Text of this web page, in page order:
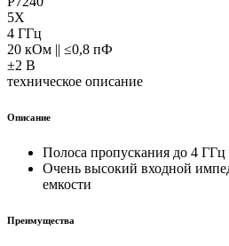
5X
4 ГГц
20 кОм || ≤0,8 пФ
±2 В
техническое описание
Описание
Полоса пропускания до 4 ГГц
Очень высокий входной
емкости
Преимущества